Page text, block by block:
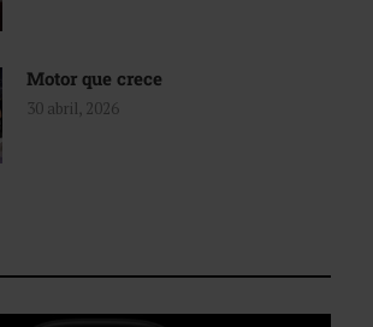
Motor que crece
30 abril, 2026